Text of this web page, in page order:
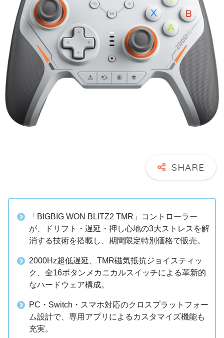
「BIGBIG WON BLITZ2 TMR」コントローラー
が、ドリフト・遅延・押し心地の3大ストレスを解
消する技術を搭載し、期間限定特別価格で販売。
2000Hz超低遅延、TMR磁気抵抗ジョイスティッ
ク、全16ボタンメカニカルスイッチによる革新的
なハードウェア構成。
PC・Switch・スマホ対応のクロスプラットフォー
ム設計で、専用アプリによるカスタマイズ機能も
充実。